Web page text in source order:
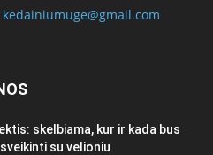
kedainiumuge@gmail.com
skelbiama, kur ir kada bus
su velioniu